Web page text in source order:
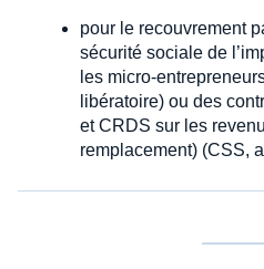
pour le recouvrement
sécurité sociale de
les micro-
libératoire) ou des
et CRDS sur les
remplacement) (CSS,